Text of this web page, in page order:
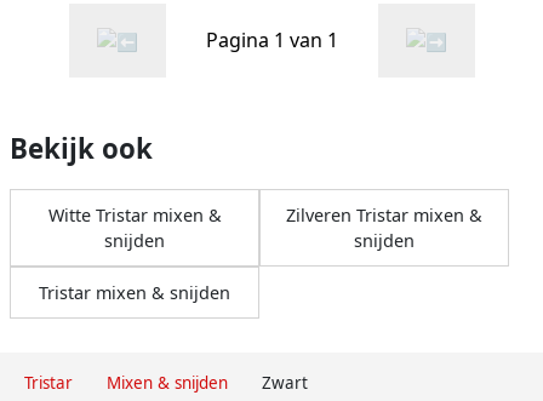
Tristar Mixen & snijden Zwart
Pagina 1 van 1
Bekijk ook
Witte Tristar mixen &
snijden
Zilveren Tristar mixen &
snijden
Tristar mixen & snijden